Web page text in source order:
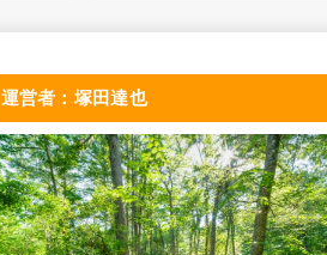
運営者：塚田達也